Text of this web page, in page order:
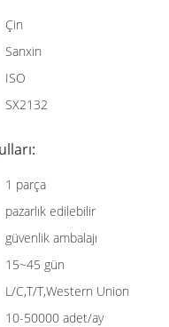
Çin
Sanxin
ISO
SX2132
1 parça
pazarlık edilebilir
güvenlik ambalajı
15~45 gün
L/C,T/T,Western Union
10-50000 adet/ay